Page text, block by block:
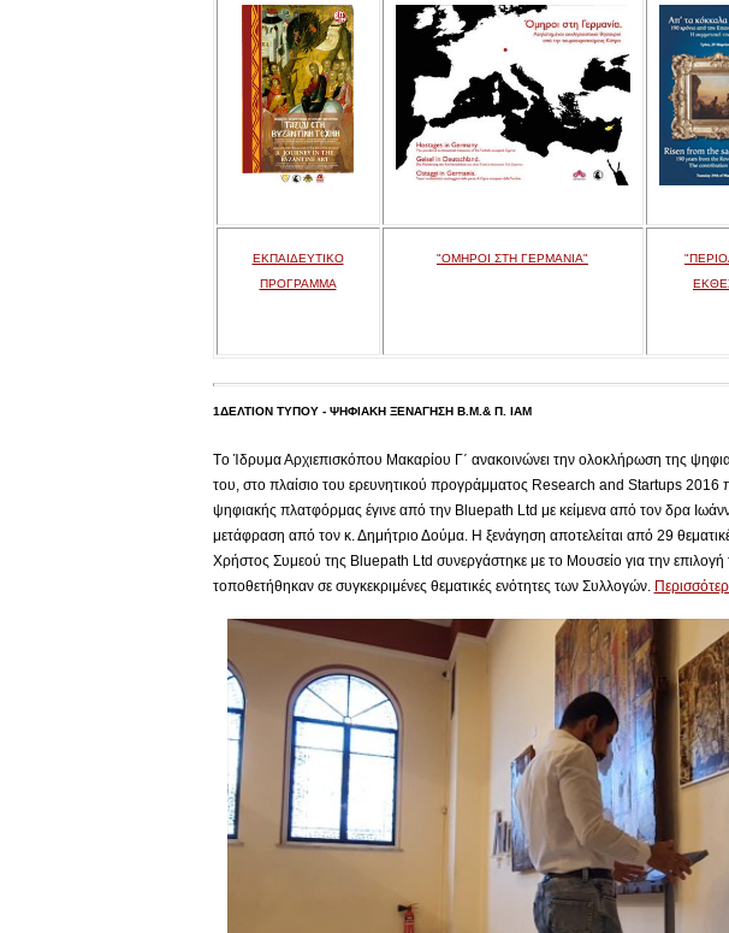
ΕΚΠΑΙΔΕΥΤΙΚΟ
ΠΡΟΓΡΑΜΜΑ
"ΟΜΗΡΟΙ ΣΤΗ ΓΕΡΜΑΝΙΑ"
1ΔΕΛΤΙΟΝ ΤΥΠΟΥ - ΨΗΦΙΑΚΗ ΞΕΝΑΓΗΣΗ Β.Μ.& Π. ΙΑΜ
Tο Ίδρυμα Αρχιεπισκόπου Μακαρίου Γ΄ ανακοινώνει την ολοκλήρωση της
του, στο πλαίσιο του ερευνητικού προγράμματος Research and Startups
ψηφιακής πλατφόρμας έγινε από την Βluepath Ltd με κείμενα από τον δρα
μετάφραση από τον κ. Δημήτριο Δούμα. Η ξενάγηση αποτελείται από 29
Χρήστος Συμεού της Bluepath Ltd συνεργάστηκε με το Μουσείο για την
τοποθετήθηκαν σε συγκεκριμένες θεματικές ενότητες των Συλλογών.